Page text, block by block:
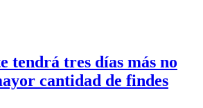
tendrá tres días más no
cantidad de findes